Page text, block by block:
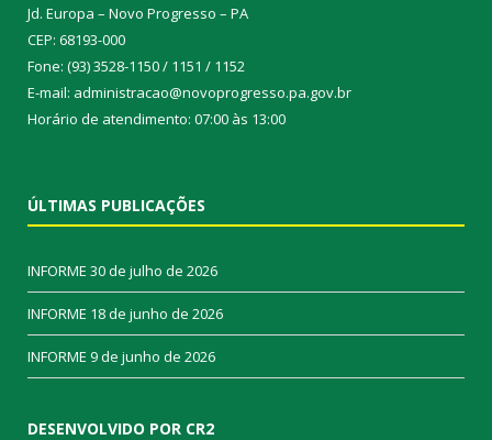
Jd. Europa – Novo Progresso – PA
CEP: 68193-000
Fone: (93) 3528-1150 / 1151 / 1152
E-mail: administracao@novoprogresso.pa.gov.br
Horário de atendimento: 07:00 às 13:00
ÚLTIMAS PUBLICAÇÕES
INFORME 30 de julho de 2026
INFORME 18 de junho de 2026
INFORME 9 de junho de 2026
DESENVOLVIDO POR CR2